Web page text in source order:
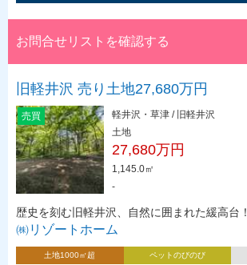
お問合せリストを確認する
旧軽井沢 売り土地27,680万円
売買
軽井沢・草津 / 旧軽井沢
土地
27,680万円
1,145.0㎡
-
歴史を刻む旧軽井沢、自然に囲まれた緩高台！
㈱リゾートホーム
土地1000㎡超 ペットのびのび